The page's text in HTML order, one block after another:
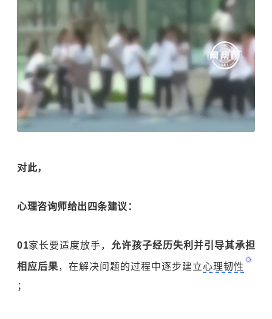
对此，
心理咨询师给出四条建议：
01家长要适度放手， 允许孩子经历失利并引导其承担
相应后果，在解决问题的过程中逐步建立心理韧性
；